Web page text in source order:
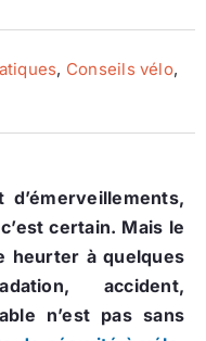
, Conseils vélo,
certain. Mais le
heurter à quelques
accident,
n’est pas sans